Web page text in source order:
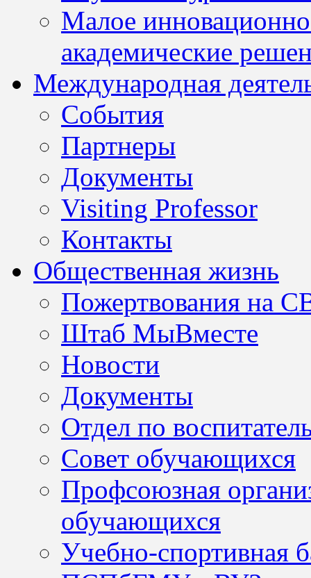
Малое
академические
Международная
События
Партнеры
Документы
Visiting Professor
Контакты
Общественная жизнь
Пожертвования на
Штаб МыВместе
Новости
Документы
Отдел по
Совет обучающихся
Профсоюзная
обучающихся
Учебно-спортивная